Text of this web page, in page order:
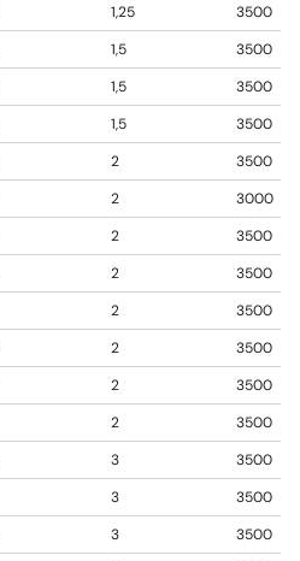
1,25
3500
1,5
3500
1,5
3500
1,5
3500
2
3500
2
3000
2
3500
2
3500
2
3500
2
3500
2
3500
2
3500
3
3500
3
3500
3
3500